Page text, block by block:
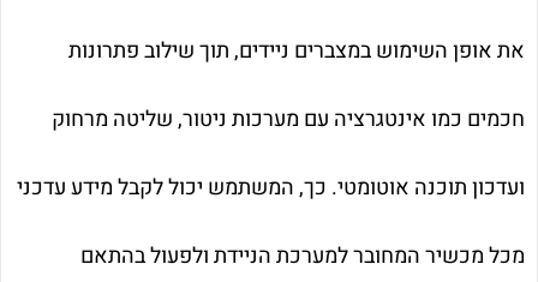
את אופן השימוש במצברים ניידים, תוך שילוב פתרונות
חכמים כמו אינטגרציה עם מערכות ניטור, שליטה מרחוק
ועדכון תוכנה אוטומטי. כך, המשתמש יכול לקבל מידע עדכני
מכל מכשיר המחובר למערכת הניידת ולפעול בהתאם